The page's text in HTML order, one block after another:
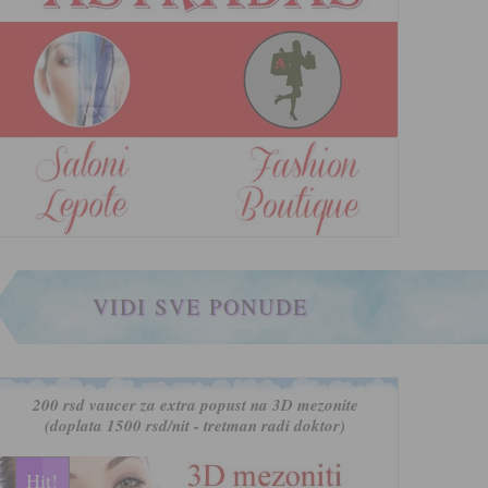
VIDI SVE PONUDE
200 rsd vaucer za extra popust na 3D mezonite
(doplata 1500 rsd/nit - tretman radi doktor)
Hit!